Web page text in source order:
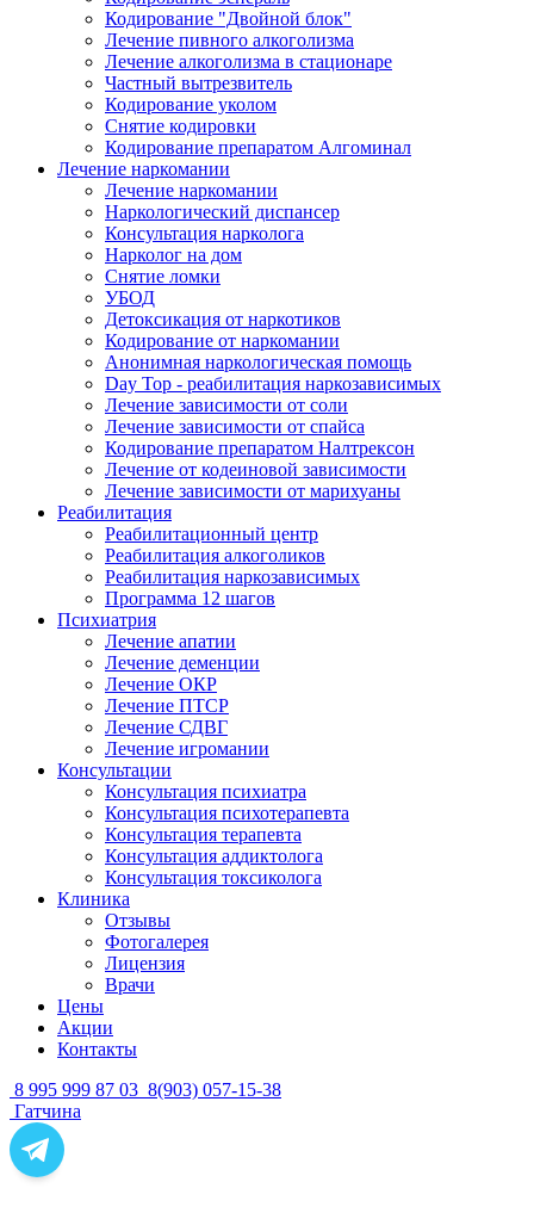
Кодирование "Двойной блок"
Лечение пивного алкоголизма
Лечение алкоголизма в стационаре
Частный вытрезвитель
Кодирование уколом
Снятие кодировки
Кодирование препаратом Алгоминал
Лечение наркомании
Лечение наркомании
Наркологический диспансер
Консультация нарколога
Нарколог на дом
Снятие ломки
УБОД
Детоксикация от наркотиков
Кодирование от наркомании
Анонимная наркологическая помощь
Day Top - реабилитация наркозависимых
Лечение зависимости от соли
Лечение зависимости от спайса
Кодирование препаратом Налтрексон
Лечение от кодеиновой зависимости
Лечение зависимости от марихуаны
Реабилитация
Реабилитационный центр
Реабилитация алкоголиков
Реабилитация наркозависимых
Программа 12 шагов
Психиатрия
Лечение апатии
Лечение деменции
Лечение ОКР
Лечение ПТСР
Лечение СДВГ
Лечение игромании
Консультации
Консультация психиатра
Консультация психотерапевта
Консультация терапевта
Консультация аддиктолога
Консультация токсиколога
Клиника
Отзывы
Фотогалерея
Лицензия
Врачи
Цены
Акции
Контакты
8 995 999 87 03 8(903) 057-15-38
Гатчина